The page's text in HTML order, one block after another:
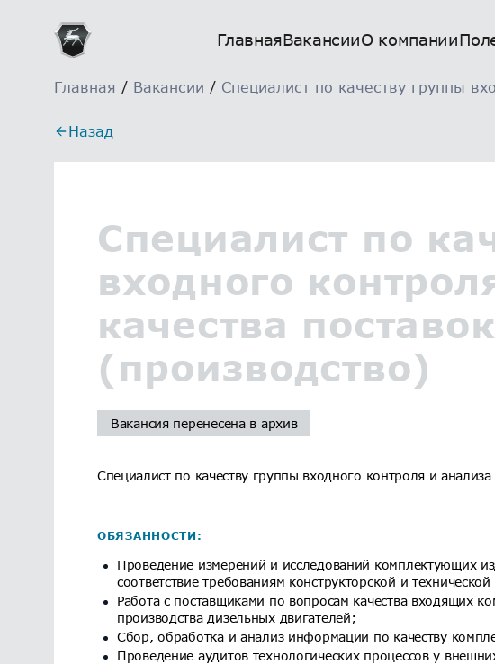
ГлавнаяВакансииО компании
Главная / Вакансии / Специалист по качеству группы
Назад
Специалист по
входного
качества поставок
(производство)
Вакансия перенесена в архив
Специалист по качеству группы входного контроля и
ОБЯЗАННОСТИ:
Проведение измерений и исследований комплектующих
соответствие требованиям конструкторской и
Работа с поставщиками по вопросам качества входящих
производства дизельных двигателей;
Сбор, обработка и анализ информации по качеству
Проведение аудитов технологических процессов у